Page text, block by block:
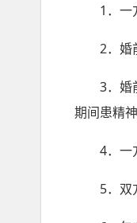
1．一方
2．婚前
3．婚前
期间患精
4．一方
5．双方